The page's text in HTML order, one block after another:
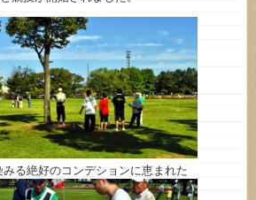
る絶好のコンデションに恵まれた